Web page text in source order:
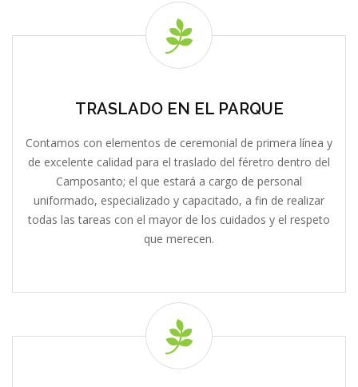
TRASLADO EN EL PARQUE
Contamos con elementos de ceremonial de primera línea y
de excelente calidad para el traslado del féretro dentro del
Camposanto; el que estará a cargo de personal
uniformado, especializado y capacitado, a fin de realizar
todas las tareas con el mayor de los cuidados y el respeto
que merecen.